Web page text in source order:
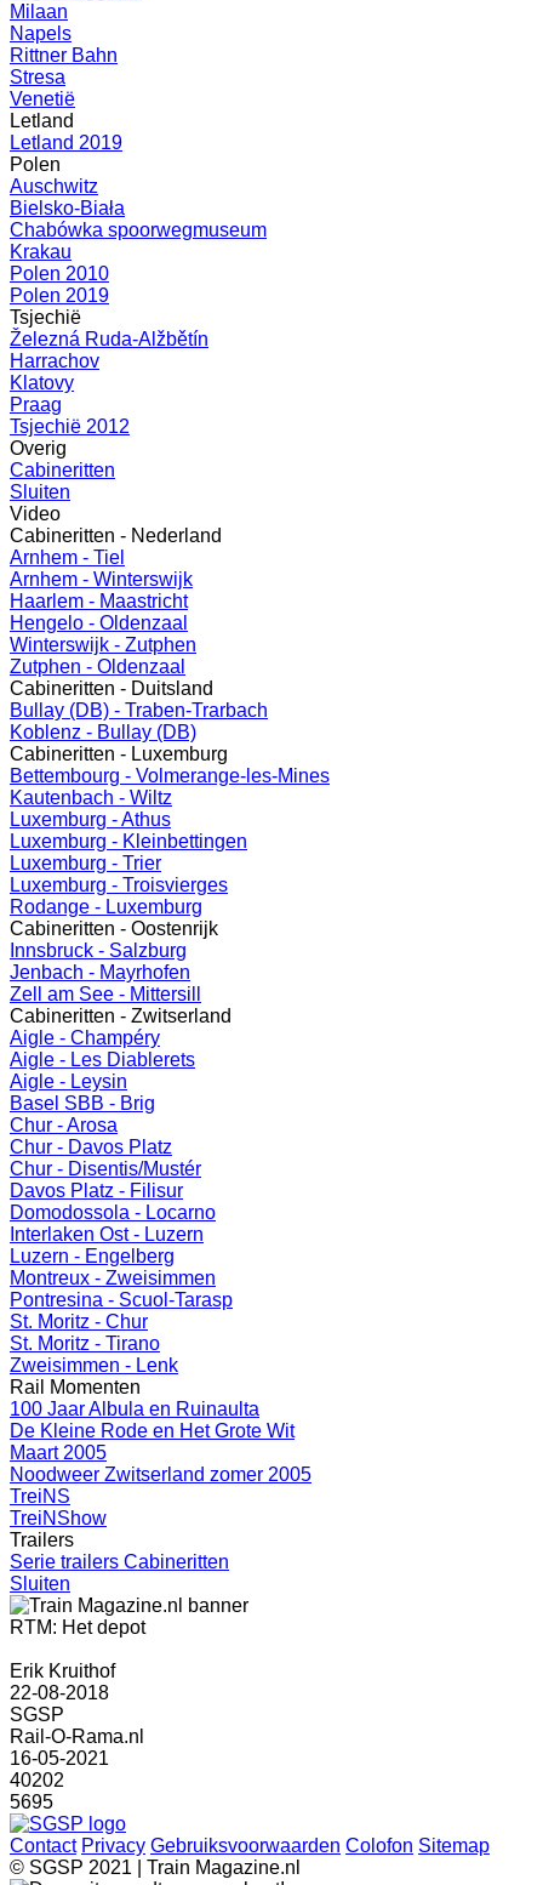
Milaan
Napels
Rittner Bahn
Stresa
Venetië
Letland
Letland 2019
Polen
Auschwitz
Bielsko-Biała
Chabówka spoorwegmuseum
Krakau
Polen 2010
Polen 2019
Tsjechië
Železná Ruda-Alžbětín
Harrachov
Klatovy
Praag
Tsjechië 2012
Overig
Cabineritten
Sluiten
Video
Cabineritten - Nederland
Arnhem - Tiel
Arnhem - Winterswijk
Haarlem - Maastricht
Hengelo - Oldenzaal
Winterswijk - Zutphen
Zutphen - Oldenzaal
Cabineritten - Duitsland
Bullay (DB) - Traben-Trarbach
Koblenz - Bullay (DB)
Cabineritten - Luxemburg
Bettembourg - Volmerange-les-Mines
Kautenbach - Wiltz
Luxemburg - Athus
Luxemburg - Kleinbettingen
Luxemburg - Trier
Luxemburg - Troisvierges
Rodange - Luxemburg
Cabineritten - Oostenrijk
Innsbruck - Salzburg
Jenbach - Mayrhofen
Zell am See - Mittersill
Cabineritten - Zwitserland
Aigle - Champéry
Aigle - Les Diablerets
Aigle - Leysin
Basel SBB - Brig
Chur - Arosa
Chur - Davos Platz
Chur - Disentis/Mustér
Davos Platz - Filisur
Domodossola - Locarno
Interlaken Ost - Luzern
Luzern - Engelberg
Montreux - Zweisimmen
Pontresina - Scuol-Tarasp
St. Moritz - Chur
St. Moritz - Tirano
Zweisimmen - Lenk
Rail Momenten
100 Jaar Albula en Ruinaulta
De Kleine Rode en Het Grote Wit
Maart 2005
Noodweer Zwitserland zomer 2005
TreiNS
TreiNShow
Trailers
Serie trailers Cabineritten
Sluiten
RTM: Het depot
Erik Kruithof
22-08-2018
SGSP
Rail-O-Rama.nl
16-05-2021
40202
5695
Contact Privacy Gebruiksvoorwaarden Colofon Sitemap
© SGSP 2021 | Train Magazine.nl